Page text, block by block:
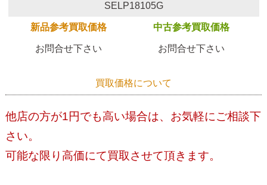
SELP18105G
新品参考買取価格 中古参考買取価格
お問合せ下さい お問合せ下さい
買取価格について
他店の方が1円でも高い場合は、お気軽にご相談下
さい。
可能な限り高価にて買取させて頂きます。